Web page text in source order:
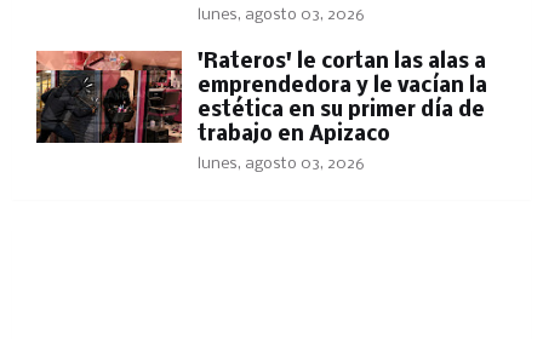
lunes, agosto 03, 2026
'Rateros' le cortan las alas a
emprendedora y le vacían la
estética en su primer día de
trabajo en Apizaco
lunes, agosto 03, 2026